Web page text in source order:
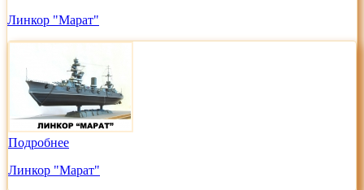
Линкор "Марат"
Подробнее
Линкор "Марат"